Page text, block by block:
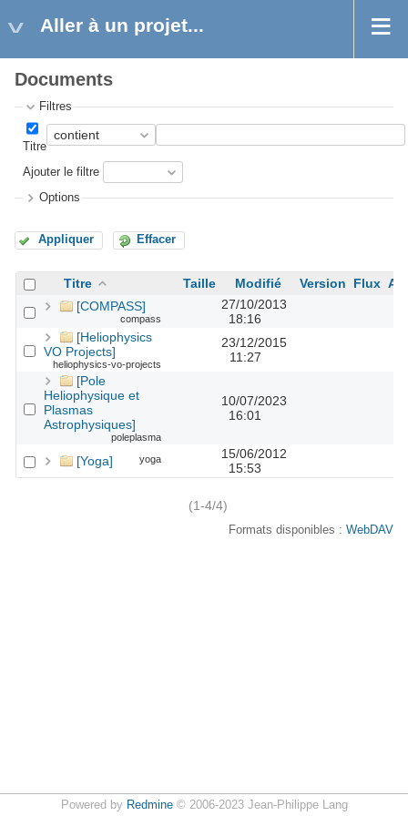
Aller à un projet...
Documents
Filtres
Titre
Ajouter le filtre
Options
Appliquer Effacer
Titre Taille Modifié Version Flux
[COMPASS]
compass
27/10/2013
18:16
[Heliophysics
VO Projects]
heliophysics-vo-projects
23/12/2015
11:27
[Pole
Heliophysique et
Plasmas
Astrophysiques]
poleplasma
10/07/2023
16:01
[Yoga] yoga
15/06/2012
15:53
(1-4/4)
Formats disponibles : WebDAV
Powered by Redmine© 2006-2023 Jean-Philippe Lang